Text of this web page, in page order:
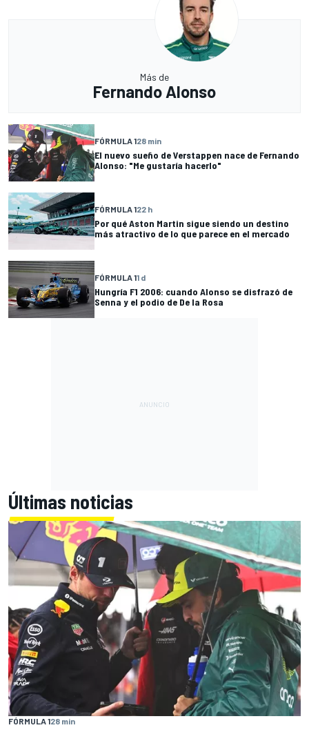
Más de
Fernando Alonso
FÓRMULA 128 min
El nuevo sueño de Verstappen nace de Fernando
Alonso: "Me gustaría hacerlo"
FÓRMULA 122 h
Por qué Aston Martin sigue siendo un destino
más atractivo de lo que parece en el mercado
FÓRMULA 11 d
Hungría F1 2006: cuando Alonso se disfrazó de
Senna y el podio de De la Rosa
Últimas noticias
FÓRMULA 128 min